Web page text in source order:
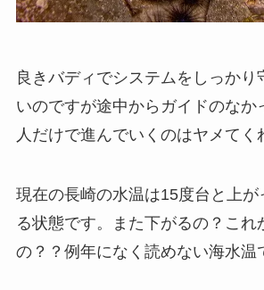
良きバディでシステムをしっかり
いのですが途中からガイドのなか
人だけで進んでいくのはヤメてく
現在の長崎の水温は15度台と上が
る状態です。また下がるの？これ
の？？例年になく読めない海水温